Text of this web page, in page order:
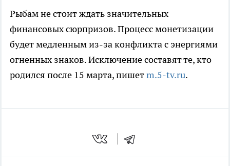
Рыбам не стоит ждать значительных
финансовых сюрпризов. Процесс монетизации
будет медленным из-за конфликта с энергиями
огненных знаков. Исключение составят те, кто
родился после 15 марта, пишетm.5-tv.ru.